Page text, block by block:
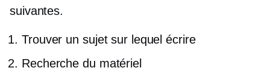
suivantes.
Trouver un sujet sur lequel écrire
Recherche du matériel